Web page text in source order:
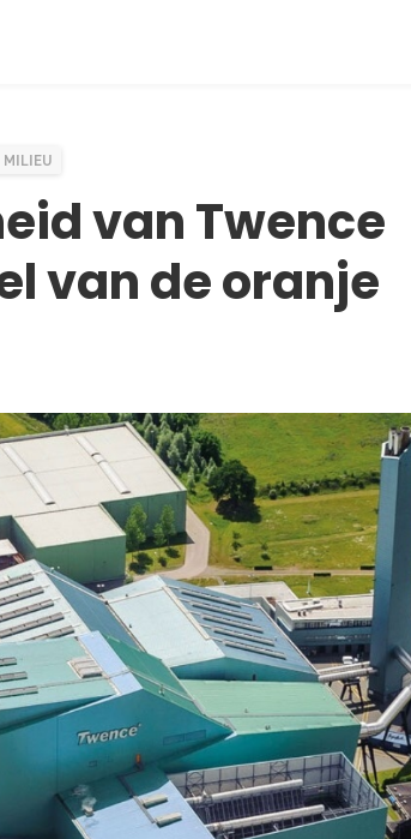
van Twence
van de oranje